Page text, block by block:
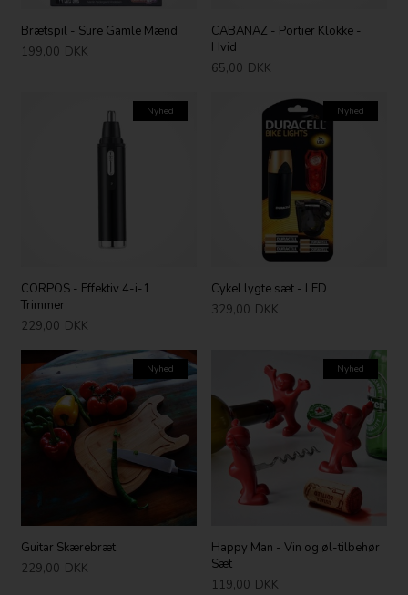
Brætspil - Sure Gamle Mænd
199,00 DKK
CABANAZ - Portier Klokke -
Hvid
65,00 DKK
Nyhed
CORPOS - Effektiv 4-i-1
Trimmer
229,00 DKK
Nyhed
Cykel lygte sæt - LED
329,00 DKK
Nyhed
Guitar Skærebræt
229,00 DKK
Nyhed
Happy Man - Vin og øl-tilbehør
Sæt
119,00 DKK